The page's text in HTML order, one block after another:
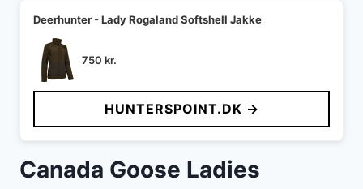
Deerhunter - Lady Rogaland Softshell Jakke
750 kr.
HUNTERSPOINT.DK →
Canada Goose Ladies